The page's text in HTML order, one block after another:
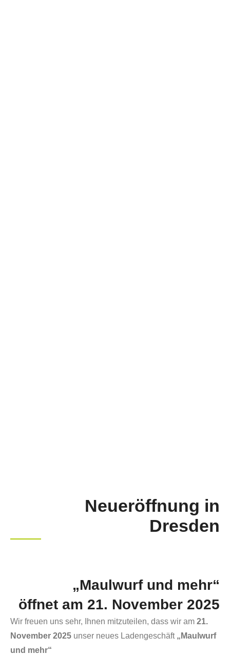
Neueröffnung in
Dresden
„Maulwurf und mehr“
öffnet am 21. November 2025
Wir freuen uns sehr, Ihnen mitzuteilen, dass wir am 21.
November 2025 unser neues Ladengeschäft „Maulwurf
und mehr“